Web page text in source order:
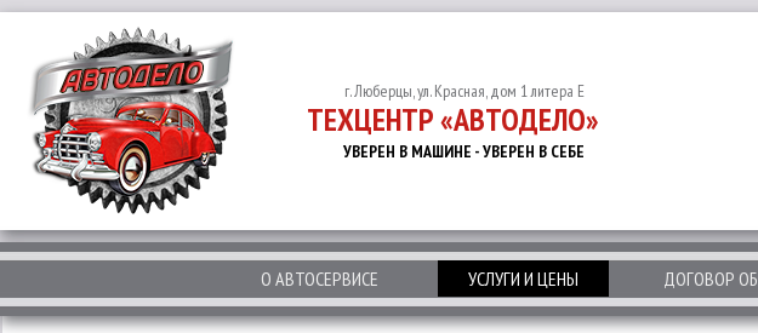
г. Люберцы, ул. Красная, дом 1 литера Е
ТЕХЦЕНТР «АВТОДЕЛО»
УВЕРЕН В МАШИНЕ - УВЕРЕН В СЕБЕ
О АВТОСЕРВИСЕ УСЛУГИ И ЦЕНЫ ДОГОВОР